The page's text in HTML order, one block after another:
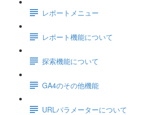
レポートメニュー
レポート機能について
探索機能について
GA4のその他機能
URLパラメーターについて